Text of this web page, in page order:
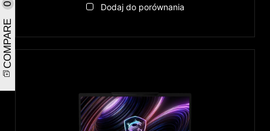
COMPARE
0 Dodaj do porównania